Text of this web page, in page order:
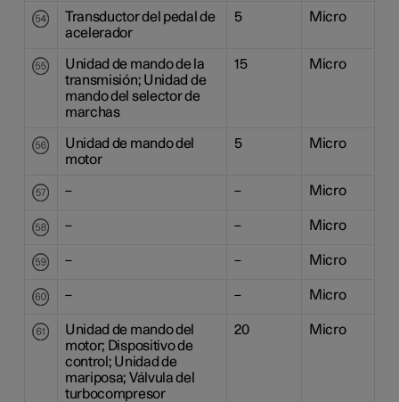
Transductor del pedal de
acelerador
5 Micro
Unidad de mando de la
transmisión; Unidad de
mando del selector de
marchas
15 Micro
Unidad de mando del
motor
5 Micro
– – Micro
– – Micro
– – Micro
– – Micro
Unidad de mando del
motor; Dispositivo de
control; Unidad de
mariposa; Válvula del
turbocompresor
20 Micro